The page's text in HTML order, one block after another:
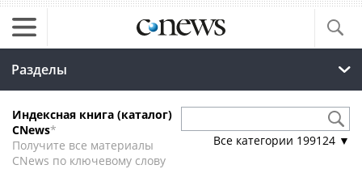
Разделы
Индексная книга (каталог)
CNews*
Получите все материалы
CNews по ключевому слову
Все категории 199124 ▼